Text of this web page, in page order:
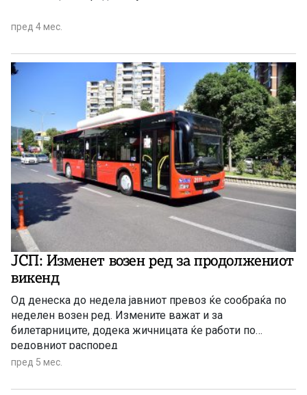
пред 4 мес.
ЈСП: Изменет возен ред за продолжениот
викенд
Од денеска до недела јавниот превоз ќе сообраќа по
неделен возен ред. Измените важат и за
билетарниците, додека жичницата ќе работи по
редовниот распоред
пред 5 мес.